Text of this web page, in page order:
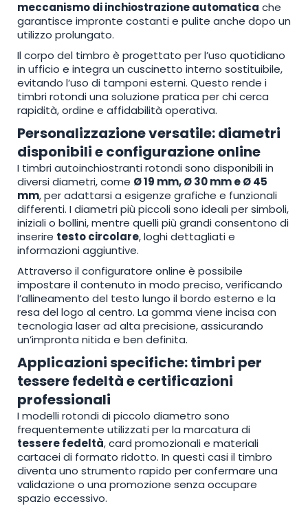
meccanismo di inchiostrazione automatica che
garantisce impronte costanti e pulite anche dopo un
utilizzo prolungato.
Il corpo del timbro è progettato per l’uso quotidiano
in ufficio e integra un cuscinetto interno sostituibile,
evitando l’uso di tamponi esterni. Questo rende i
timbri rotondi una soluzione pratica per chi cerca
rapidità, ordine e affidabilità operativa.
Personalizzazione versatile: diametri
disponibili e configurazione online
I timbri autoinchiostranti rotondi sono disponibili in
diversi diametri, come Ø 19 mm, Ø 30 mm e Ø 45
mm, per adattarsi a esigenze grafiche e funzionali
differenti. I diametri più piccoli sono ideali per simboli,
iniziali o bollini, mentre quelli più grandi consentono di
inserire testo circolare, loghi dettagliati e
informazioni aggiuntive.
Attraverso il configuratore online è possibile
impostare il contenuto in modo preciso, verificando
l’allineamento del testo lungo il bordo esterno e la
resa del logo al centro. La gomma viene incisa con
tecnologia laser ad alta precisione, assicurando
un’impronta nitida e ben definita.
Applicazioni specifiche: timbri per
tessere fedeltà e certificazioni
professionali
I modelli rotondi di piccolo diametro sono
frequentemente utilizzati per la marcatura di
tessere fedeltà, card promozionali e materiali
cartacei di formato ridotto. In questi casi il timbro
diventa uno strumento rapido per confermare una
validazione o una promozione senza occupare
spazio eccessivo.